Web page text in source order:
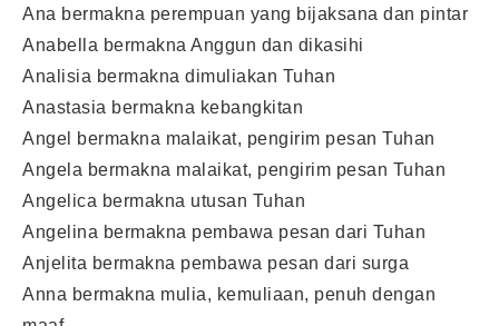
Ana bermakna perempuan yang bijaksana dan pintar
Anabella bermakna Anggun dan dikasihi
Analisia bermakna dimuliakan Tuhan
Anastasia bermakna kebangkitan
Angel bermakna malaikat, pengirim pesan Tuhan
Angela bermakna malaikat, pengirim pesan Tuhan
Angelica bermakna utusan Tuhan
Angelina bermakna pembawa pesan dari Tuhan
Anjelita bermakna pembawa pesan dari surga
Anna bermakna mulia, kemuliaan, penuh dengan